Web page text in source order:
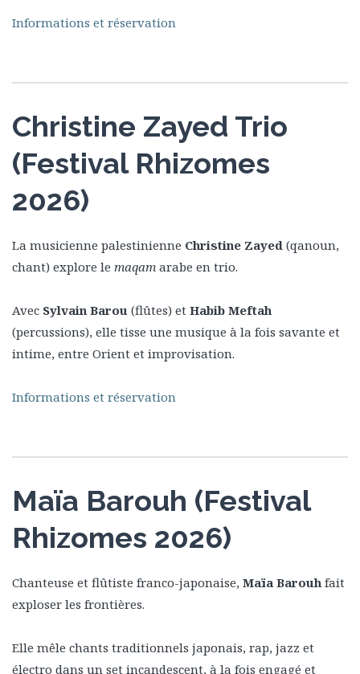
Informations et réservation
Christine Zayed Trio
(Festival Rhizomes
2026)
La musicienne palestinienne Christine Zayed (qanoun,
chant) explore le maqam arabe en trio.
Avec Sylvain Barou (flûtes) et Habib Meftah
(percussions), elle tisse une musique à la fois savante et
intime, entre Orient et improvisation.
Informations et réservation
Maïa Barouh (Festival
Rhizomes 2026)
Chanteuse et flûtiste franco-japonaise, Maïa Barouh fait
exploser les frontières.
Elle mêle chants traditionnels japonais, rap, jazz et
électro dans un set incandescent, à la fois engagé et